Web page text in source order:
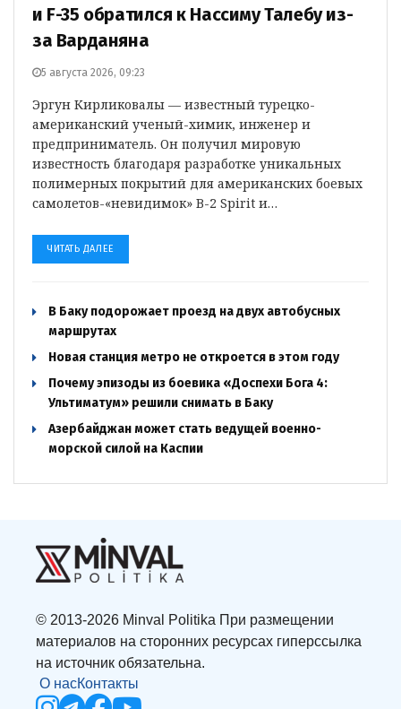
и F-35 обратился к Нассиму Талебу из-
за Варданяна
5 августа 2026, 09:23
Эргун Кирликовалы — известный турецко-
американский ученый-химик, инженер и
предприниматель. Он получил мировую
известность благодаря разработке уникальных
полимерных покрытий для американских боевых
самолетов-«невидимок» B-2 Spirit и…
ЧИТАТЬ ДАЛЕЕ
В Баку подорожает проезд на двух автобусных
маршрутах
Новая станция метро не откроется в этом году
Почему эпизоды из боевика «Доспехи Бога 4:
Ультиматум» решили снимать в Баку
Азербайджан может стать ведущей военно-
морской силой на Каспии
© 2013-2026 Minval Politika При размещении
материалов на сторонних ресурсах гиперссылка
на источник обязательна.
О насКонтакты